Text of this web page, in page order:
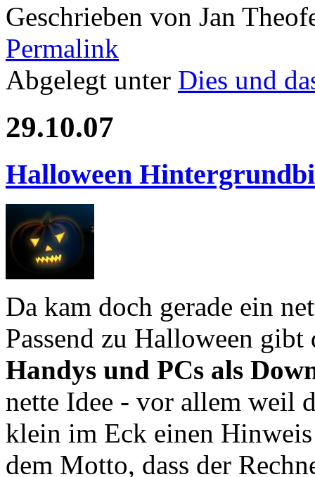
Geschrieben von Jan
Permalink
Abgelegt unter Dies und
29.10.07
Halloween
Da kam doch gerade ein
Passend zu Halloween
Handys und PCs als
nette Idee - vor allem weil
klein im Eck einen
dem Motto, dass der